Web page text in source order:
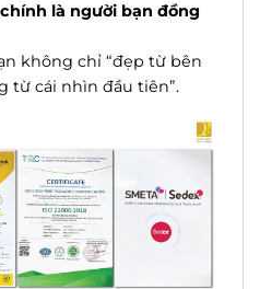
là người bạn đồng
không chỉ “đẹp từ bên
từ cái nhìn đầu tiên”.